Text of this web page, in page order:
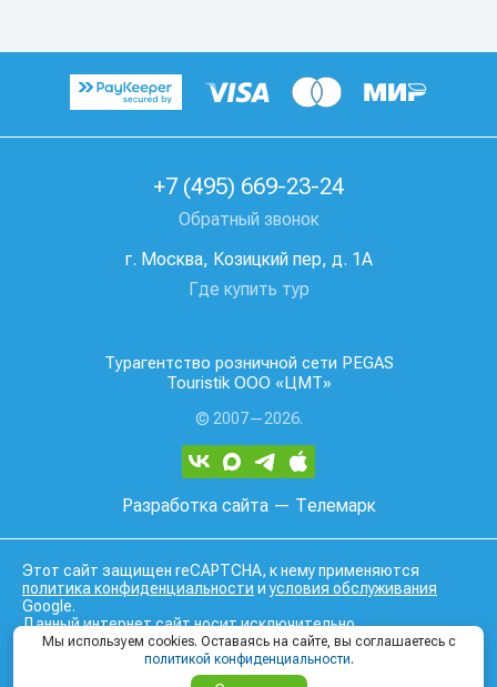
Турагентство розничной сети PEGAS
Touristik ООО «ЦМТ»
© 2007—2026.
+7 (495) 669-23-24
Обратный звонок
г. Москва, Козицкий пер, д. 1А
Где купить тур
Разработка сайта— Телемарк
Этот сайт защищен reCAPTCHA, к нему применяются
политика конфиденциальности иусловия обслуживания
Google.
Данный интернет сайт носит исключительно
информационный характер и вся информация на нем не
является публичной офертой, определяемой положениями
Статьи 437 (2) Гражданского кодекса Российской
Мы используем cookies. Оставаясь на сайте, вы соглашаетесь с
политикой конфиденциальности.